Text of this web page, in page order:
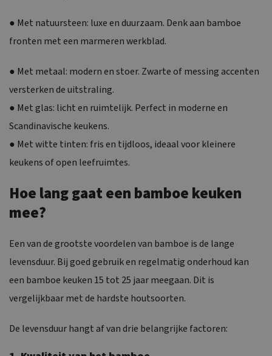
● Met natuursteen: luxe en duurzaam. Denk aan bamboe
fronten met een marmeren werkblad.
● Met metaal: modern en stoer. Zwarte of messing accenten
versterken de uitstraling.
● Met glas: licht en ruimtelijk. Perfect in moderne en
Scandinavische keukens.
● Met witte tinten: fris en tijdloos, ideaal voor kleinere
keukens of open leefruimtes.
Hoe lang gaat een bamboe keuken
mee?
Een van de grootste voordelen van bamboe is de lange
levensduur. Bij goed gebruik en regelmatig onderhoud kan
een bamboe keuken 15 tot 25 jaar meegaan. Dit is
vergelijkbaar met de hardste houtsoorten.
De levensduur hangt af van drie belangrijke factoren: